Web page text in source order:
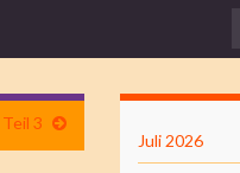
3
Juli 2026